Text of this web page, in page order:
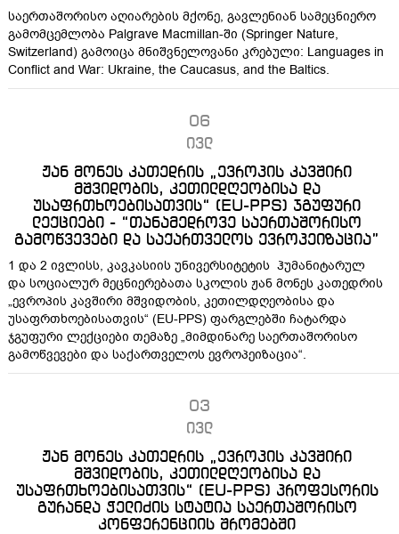
საერთაშორისო აღიარების მქონე, გავლენიან სამეცნიერო
გამომცემლობა Palgrave Macmillan-ში (Springer Nature,
Switzerland) გამოიცა მნიშვნელოვანი კრებული: Languages in
Conflict and War: Ukraine, the Caucasus, and the Baltics.
06
ივლ
ჟან მონეს კათედრის „ევროპის კავშირი
მშვიდობის, კეთილდღეობისა და
უსაფრთხოებისათვის“ (EU-PPS) ჯგუფური
ლექციები - “თანამედროვე საერთაშორისო
გამოწვევები და საქართველოს ევროპეიზაცია”
1 და 2 ივლისს, კავკასიის უნივერსიტეტის ჰუმანიტარულ
და სოციალურ მეცნიერებათა სკოლის ჟან მონეს კათედრის
„ევროპის კავშირი მშვიდობის, კეთილდღეობისა და
უსაფრთხოებისათვის“ (EU-PPS) ფარგლებში ჩატარდა
ჯგუფური ლექციები თემაზე „მიმდინარე საერთაშორისო
გამოწვევები და საქართველოს ევროპეიზაცია“.
03
ივლ
ჟან მონეს კათედრის „ევროპის კავშირი
მშვიდობის, კეთილდღეობისა და
უსაფრთხოებისათვის“ (EU-PPS) პროფესორის
გურანდა ჭელიძის სტატია საერთაშორისო
კონფერენციის შრომებში